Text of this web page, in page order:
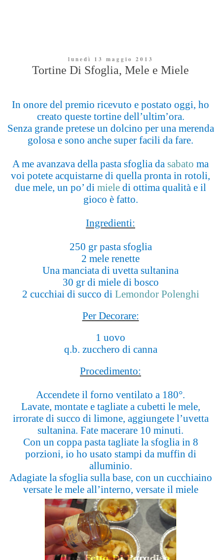
lunedì 13 maggio 2013
Tortine Di Sfoglia, Mele e Miele
In onore del premio ricevuto e postato oggi, ho
creato queste tortine dell’ultim’ora.
Senza grande pretese un dolcino per una merenda
golosa e sono anche super facili da fare.
A me avanzava della pasta sfoglia da sabato ma
voi potete acquistarne di quella pronta in rotoli,
due mele, un po’ di miele di ottima qualità e il
gioco è fatto.
Ingredienti:
250 gr pasta sfoglia
2 mele renette
Una manciata di uvetta sultanina
30 gr di miele di bosco
2 cucchiai di succo di Lemondor Polenghi
Per Decorare:
1 uovo
q.b. zucchero di canna
Procedimento:
Accendete il forno ventilato a 180°.
Lavate, montate e tagliate a cubetti le mele,
irrorate di succo di limone, aggiungete l’uvetta
sultanina. Fate macerare 10 minuti.
Con un coppa pasta tagliate la sfoglia in 8
porzioni, io ho usato stampi da muffin di
alluminio.
Adagiate la sfoglia sulla base, con un cucchiaino
versate le mele all’interno, versate il miele